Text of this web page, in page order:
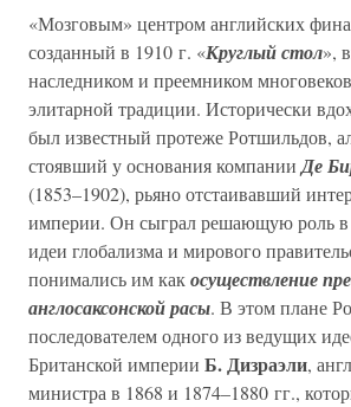
«Мозговым» центром английских
созданный в 1910 г. «Круглый стол»,
наследником и преемником
элитарной традиции. Исторически
был известный протеже Ротшильдов,
стоявший у основания компании Де
(1853–1902), рьяно отстаивавший
империи. Он сыграл решающую роль
идеи глобализма и мирового
понимались им какосуществление
англосаксонской расы. В этом плане
последователем одного из ведущих
Британской империи Б. Дизраэли,
министра в 1868 и 1874–1880 гг.,